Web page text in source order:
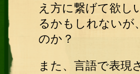
え方に繋げて欲し
るかもしれないが
のか？
また、言語で表現